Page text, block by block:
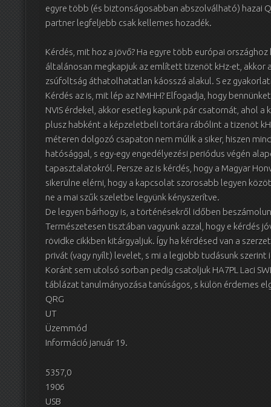
egyre több (és biztonságosabban abszolválható) hazai
partner legfeljebb csak kellemes hozadék.
Kérdés, mit hoz a jövő? Ha egyre több európai
általánosan megkapjuk az említett tizenöt kHz-et, akkor
zsúfoltság áthatolhatatlan káosszá alakul. S ez
Kérdés az is, mit lép az NMHH? Elfogadja, hogy
NVIS érdekel, akkor esetleg kapunk pár csatornát, ahol
plusz habként a képzeletbeli tortára rábólint a tizenöt
méteren dolgozó csapaton nem múlik a siker, hiszen
hatósággal, s egy-egy engedélyezési periódus végén
tapasztalatokról. Persze az is kérdés, hogy a Magyar
sikerülne elérni, hogy a kapcsolat szorosabb legyen
ne a mai szűk szeletbe legyünk kényszerítve.
De legyen bárhogy is, a történésekről időben
Természetesen tisztában vagyunk azzal, hogy e kérdés
rövidke cikkben kitárgyaljuk. Így ha kérdésed van a
privát (vagy nyílt) levelet, s mi a legjobb tudásunk szerint
Koránt sem utolsó sorban pedig csatoljuk HA7PL Laci
táblázat tanulmányozása tanúságos, s külön érdemes
QRG
UT
Üzemmód
Információ január 19.
5357,0
1906
USB